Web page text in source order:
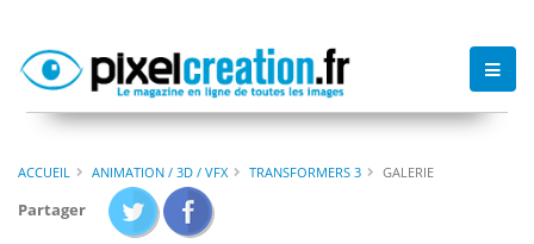
ACCUEIL ANIMATION / 3D / VFX TRANSFORMERS 3 GALERIE
Partager